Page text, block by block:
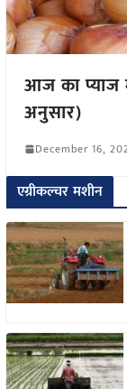
आज का प्याज
अनुसार)
December 16,
एग्रीकल्चर मशीन